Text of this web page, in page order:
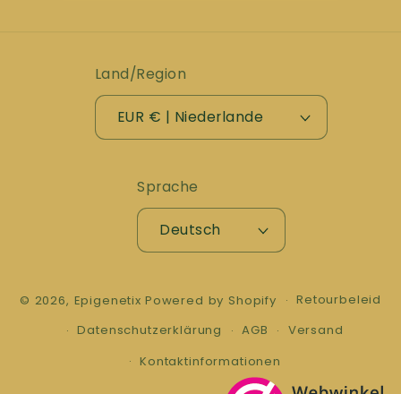
Land/Region
EUR € | Niederlande
Sprache
Deutsch
© 2026, Epigenetix Powered by Shopify
Retourbeleid
Datenschutzerklärung
AGB
Versand
Kontaktinformationen